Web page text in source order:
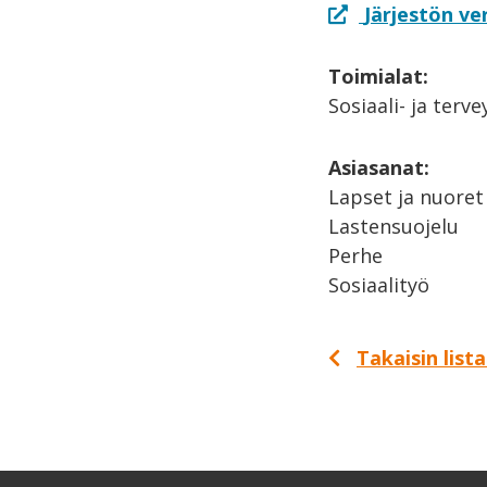
Järjestön
Toimialat:
Sosiaali- ja
Asiasanat:
Lapset ja nuoret
Lastensuojelu
Perhe
Sosiaalityö
Takaisin